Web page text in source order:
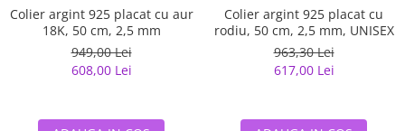
Colier argint 925 placat cu aur
18K, 50 cm, 2,5 mm
949,00 Lei
608,00 Lei
Colier argint 925 placat cu
rodiu, 50 cm, 2,5 mm, UNISEX
963,30 Lei
617,00 Lei